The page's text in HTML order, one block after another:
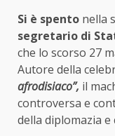
Si è spento nella
segretario di
che lo scorso 27
Autore della
afrodisiaco”, il
controversa e
della diplomazia e